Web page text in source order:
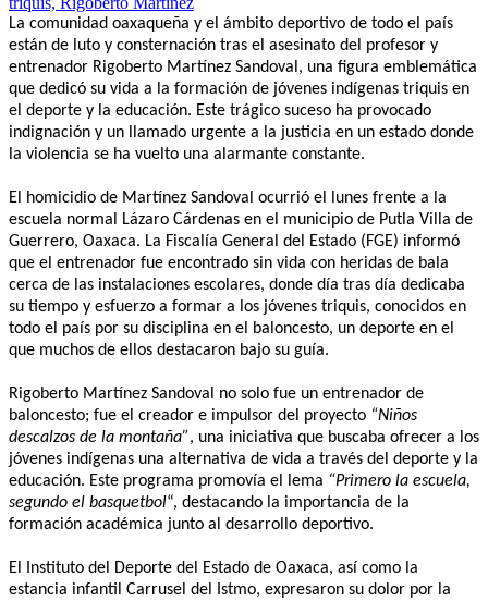
La comunidad oaxaqueña y el ámbito deportivo de todo el país
están de luto y consternación tras el asesinato del profesor y
entrenador Rigoberto Martínez Sandoval, una figura emblemática
que dedicó su vida a la formación de jóvenes indígenas triquis en
el deporte y la educación. Este trágico suceso ha provocado
indignación y un llamado urgente a la justicia en un estado donde
la violencia se ha vuelto una alarmante constante.
El homicidio de Martínez Sandoval ocurrió el lunes frente a la
escuela normal Lázaro Cárdenas en el municipio de Putla Villa de
Guerrero, Oaxaca. La Fiscalía General del Estado (FGE) informó
que el entrenador fue encontrado sin vida con heridas de bala
cerca de las instalaciones escolares, donde día tras día dedicaba
su tiempo y esfuerzo a formar a los jóvenes triquis, conocidos en
todo el país por su disciplina en el baloncesto, un deporte en el
que muchos de ellos destacaron bajo su guía.
Rigoberto Martínez Sandoval no solo fue un entrenador de
baloncesto; fue el creador e impulsor del proyecto “Niños
descalzos de la montaña”, una iniciativa que buscaba ofrecer a los
jóvenes indígenas una alternativa de vida a través del deporte y la
educación. Este programa promovía el lema “Primero la escuela,
segundo el basquetbol“, destacando la importancia de la
formación académica junto al desarrollo deportivo.
El Instituto del Deporte del Estado de Oaxaca, así como la
estancia infantil Carrusel del Istmo, expresaron su dolor por la